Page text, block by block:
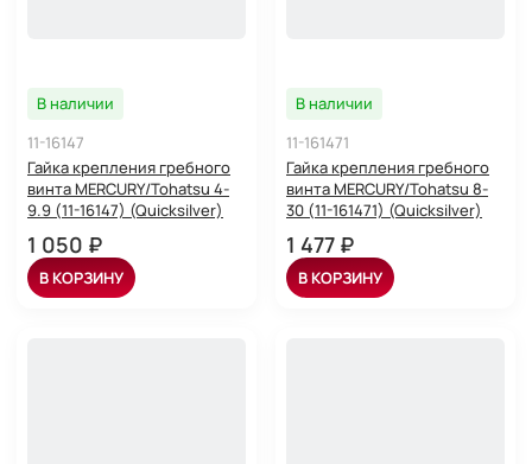
В наличии
11-16147
Гайка крепления гребного
винта MERCURY/Tohatsu 4-
9.9 (11-16147) (Quicksilver)
1 050 ₽
В КОРЗИНУ
В наличии
11-161471
Гайка крепления гребного
винта MERCURY/Tohatsu 8-
30 (11-161471) (Quicksilver)
1 477 ₽
В КОРЗИНУ